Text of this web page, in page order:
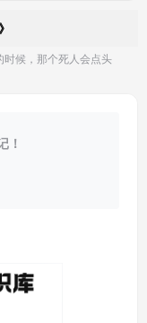
时候，那个死人会点头
！